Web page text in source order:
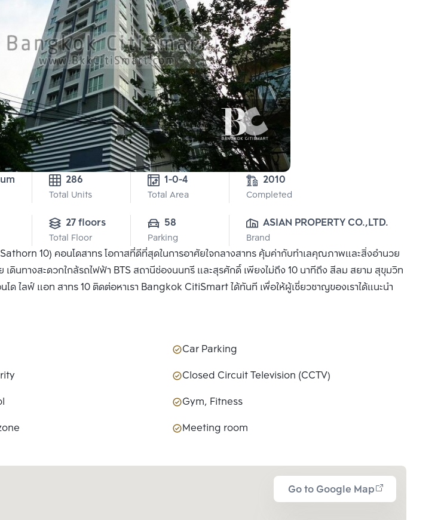
286
Total Units
1-0-4
Total Area
2010
Completed
27 floors
Total Floor
58
Parking
ASIAN PROPERTY CO.,LTD.
Brand
10) คอนโดสาทร โอกาสที่ดีที่สุดในการอาศัยใจกลางสาทร คุ้มค่ากับทำเลคุณภาพและสิ่งอำนวย
เดินทางสะดวกใกล้รถไฟฟ้า BTS สถานีช่องนนทรี และสุรศักดิ์ เพียงไม่ถึง 10 นาทีถึง สีลม สยาม สุขุมวิท
โด ไลฟ์ แอท สาทร 10 ติดต่อหาเรา Bangkok CitiSmart ได้ทันที เพื่อให้ผู้เชี่ยวชาญของเราได้แนะนำ
Car Parking
Closed Circuit Television (CCTV)
Gym, Fitness
Meeting room
Go to Google Map